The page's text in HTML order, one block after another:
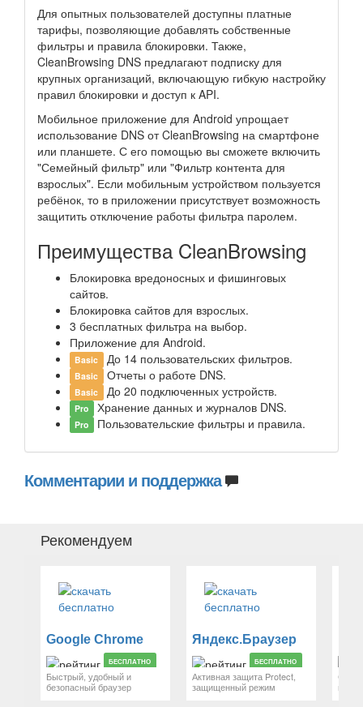
Для опытных пользователей доступны платные
тарифы, позволяющие добавлять собственные
фильтры и правила блокировки. Также,
CleanBrowsing DNS предлагают подписку для
крупных организаций, включающую гибкую настройку
правил блокировки и доступ к API.
Мобильное приложение для Android упрощает
использование DNS от CleanBrowsing на смартфоне
или планшете. С его помощью вы сможете включить
"Семейный фильтр" или "Фильтр контента для
взрослых". Если мобильным устройством пользуется
ребёнок, то в приложении присутствует возможность
защитить отключение работы фильтра паролем.
Преимущества CleanBrowsing
Блокировка вредоносных и фишинговых
сайтов.
Блокировка сайтов для взрослых.
3 бесплатных фильтра на выбор.
Приложение для Android.
Basic До 14 пользовательских фильтров.
Basic Отчеты о работе DNS.
Basic До 20 подключенных устройств.
Pro Хранение данных и журналов DNS.
Pro Пользовательские фильтры и правила.
Комментарии и поддержка
Рекомендуем
Google Chrome
БЕСПЛАТНО
Быстрый, удобный и
безопасный браузер
Яндекс.Браузер
БЕСПЛАТНО
Активная защита Protect,
защищенный режим
веб-